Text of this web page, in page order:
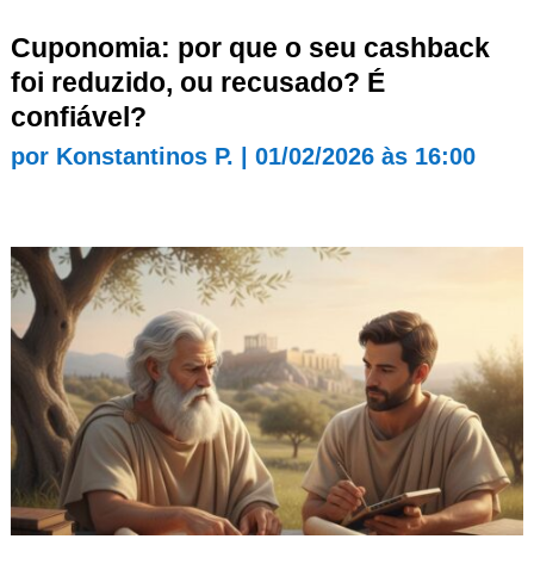
Cuponomia: por que o seu cashback
foi reduzido, ou recusado? É
confiável?
por Konstantinos P. 01/02/2026 às 16:00